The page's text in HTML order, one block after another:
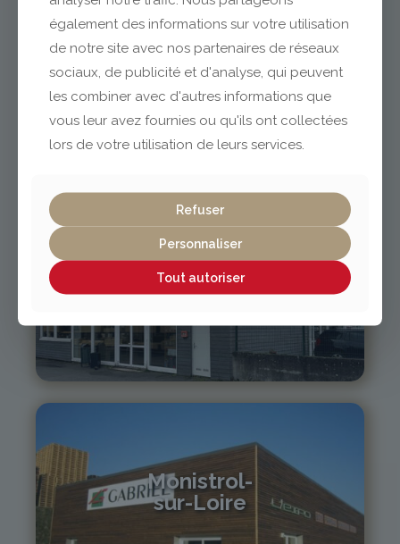
Clermont-Ferrand
04 73 42 18 38
Vichy / Cusset
04 70 97 56 39
cusset@gabriel-sa.fr
Monistrol-
sur-Loire
également des informations sur votre utilisation
de notre site avec nos partenaires de réseaux
sociaux, de publicité et d'analyse, qui peuvent
les combiner avec d'autres informations que
vous leur avez fournies ou qu'ils ont collectées
lors de votre utilisation de leurs services.
Refuser
Personnaliser
Tout autoriser